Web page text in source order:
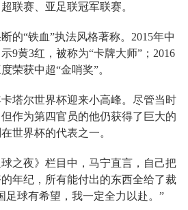
联赛、亚足联冠军联赛。
的“铁血”执法风格著称。2015年中
9黄3红，被称为“卡牌大师”；2016
荣获中超“金哨奖”。
塔尔世界杯迎来小高峰。尽管当时
作为第四官员的他仍获得了巨大的
世界杯的代表之一。
之夜》栏目中，马宁直言，自己把
年纪，所有能付出的东西全给了裁
足球有希望，我一定全力以赴。”